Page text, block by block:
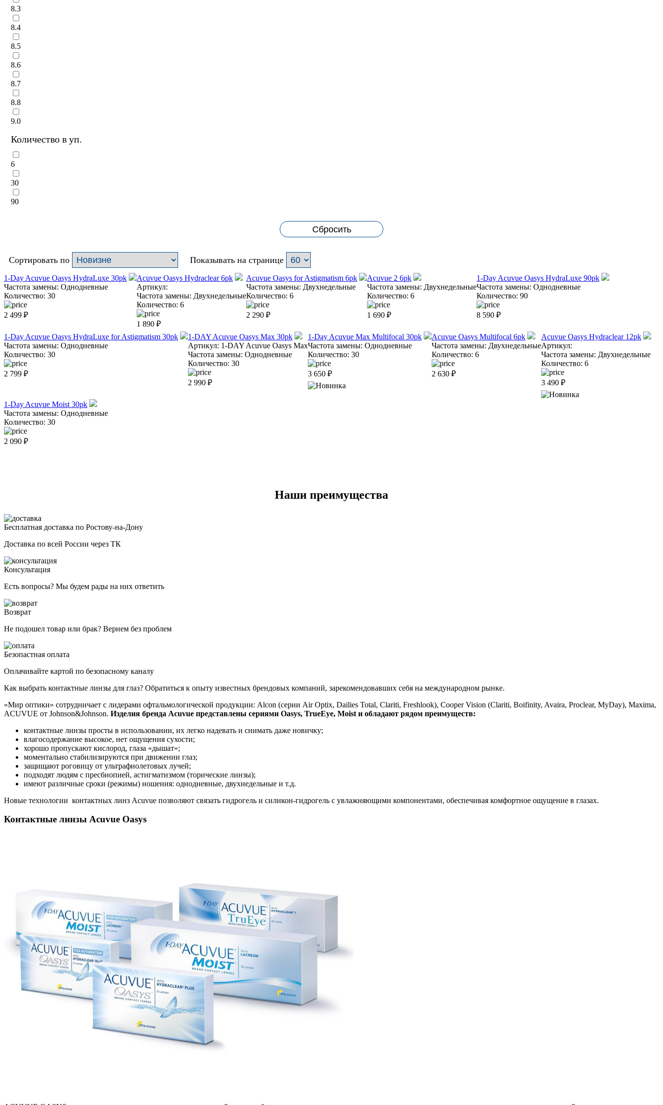
8.3
8.4
8.5
8.6
8.7
8.8
9.0
Количество в уп.
6
30
90
Сбросить
Сортировать по Показывать на странице
1-Day Acuvue Oasys HydraLuxe 30pk
Частота замены: Однодневные
Количество: 30
2 499 ₽
Acuvue Oasys Hydraclear 6pk
Артикул:
Частота замены: Двухнедельные
Количество: 6
1 890 ₽
Acuvue Oasys for Astigmatism 6pk
Частота замены: Двухнедельные
Количество: 6
2 290 ₽
Acuvue 2 6pk
Частота замены: Двухнедельные
Количество: 6
1 690 ₽
1-Day Acuvue Oasys HydraLuxe 90pk
Частота замены: Однодневные
Количество: 90
8 590 ₽
1-Day Acuvue Oasys HydraLuxe for Astigmatism 30pk
Частота замены: Однодневные
Количество: 30
2 799 ₽
1-DAY Acuvue Oasys Max 30pk
Артикул: 1-DAY Acuvue Oasys Max
Частота замены: Однодневные
Количество: 30
2 990 ₽
1-Day Acuvue Max Multifocal 30pk
Частота замены: Однодневные
Количество: 30
3 650 ₽
Acuvue Oasys Multifocal 6pk
Частота замены: Двухнедельные
Количество: 6
2 630 ₽
Acuvue Oasys Hydraclear 12pk
Артикул:
Частота замены: Двухнедельные
Количество: 6
3 490 ₽
1-Day Acuvue Moist 30pk
Частота замены: Однодневные
Количество: 30
2 090 ₽
Наши преимущества
Бесплатная доставка по Ростову-на-Дону
Доставка по всей России через ТК
Консультация
Есть вопросы? Мы будем рады на них ответить
Возврат
Не подошел товар или брак? Вернем без проблем
Безопастная оплата
Оплачивайте картой по безопасному каналу
Как выбрать контактные линзы для глаз? Обратиться к опыту известных брендовых компаний, зарекомендовавших себя на международном рынке.
«Мир оптики» сотрудничает с лидерами офтальмологической продукции: Alcon (серии Air Optix, Dailies Total, Clariti, Freshlook), Cooper Vision (Clariti, Boifinity, Avaira, Proclear, MyDay), Maxima,
ACUVUE от Johnson&Johnson. Изделия бренда Acuvue представлены сериями Oasys, TrueEye, Moist и обладают рядом преимуществ:
контактные линзы просты в использовании, их легко надевать и снимать даже новичку;
влагосодержание высокое, нет ощущения сухости;
хорошо пропускают кислород, глаза «дышат»;
моментально стабилизируются при движении глаз;
защищают роговицу от ультрафиолетовых лучей;
подходят людям с пресбиопией, астигматизмом (торические линзы);
имеют различные сроки (режимы) ношения: однодневные, двухнедельные и т.д.
Новые технологии контактных линз Acuvue позволяют связать гидрогель и силикон-гидрогель с увлажняющими компонентами, обеспечивая комфортное ощущение в глазах.
Контактные линзы Acuvue Oasys